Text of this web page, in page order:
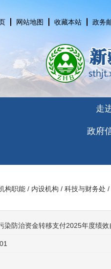
网站地图 收藏本站 政务
走
政府
构职能 / 内设机构 / 科技与财务处 /
染防治资金转移支付2025年度绩效